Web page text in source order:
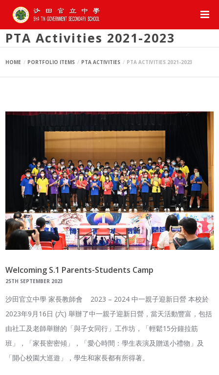
PTA Activities 2021-2023
HOME PORTFOLIO ITEMS PTA ACTIVITIES PTA ACTIVITIES 2021-2023
Welcoming S.1 Parents-Students Camp
25TH SEPTEMBER 2023
沙田官立中學 家長教師會 2023 – 2024 中一親子迎新日營 本校於
2023年9月16日 (六) 舉辦了中一親子迎新日營，當天活動豐富，包括
由社工及老師舉辦的「與子女同行」工作坊，「輕鬆15分鐘拉筋
班」，「家長密密傾」，「愛心時間：學生表演及贈送小禮物」及
「開心校園大巡遊」，學生和家長都有所得著。